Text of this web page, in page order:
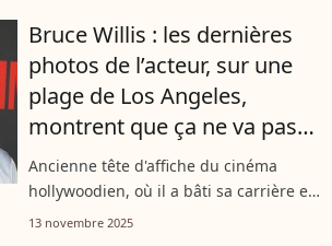
de ses nouvelles. Bien que l'actrice...
Bruce Willis : les dernières
photos de l’acteur, sur une
plage de Los Angeles,
montrent que ça ne va pas
mieux
Ancienne tête d'affiche du cinéma
hollywoodien, où il a bâti sa carrière en
tournant dans de nombreux films
13 novembre 2025